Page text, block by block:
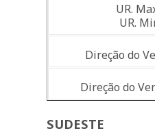
UR.
UR.
Direção do
Direção do
SUDESTE